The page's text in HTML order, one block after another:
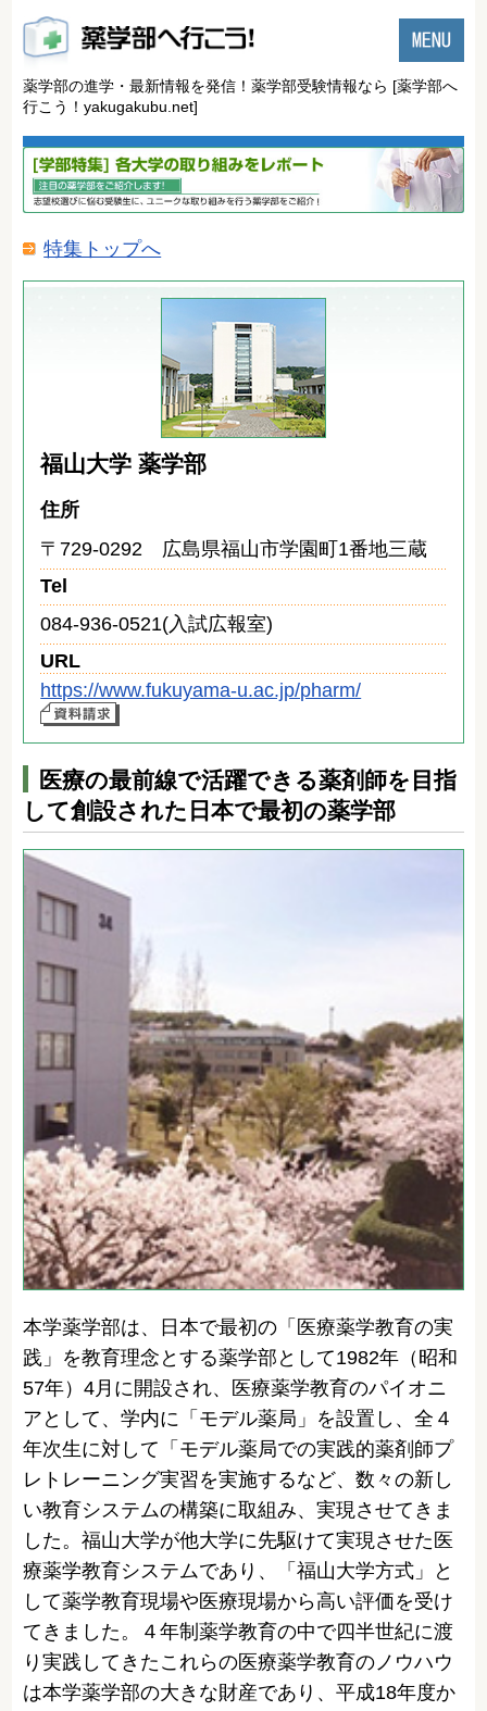
薬学部の進学・最新情報を発信！薬学部受験情報なら [薬学部へ
行こう！yakugakubu.net]
特集トップへ
福山大学 薬学部
住所
〒729-0292 広島県福山市学園町1番地三蔵
Tel
084-936-0521(入試広報室)
URL
https://www.fukuyama-u.ac.jp/pharm/
医療の最前線で活躍できる薬剤師を目指
して創設された日本で最初の薬学部
本学薬学部は、日本で最初の「医療薬学教育の実
践」を教育理念とする薬学部として1982年（昭和
57年）4月に開設され、医療薬学教育のパイオニ
アとして、学内に「モデル薬局」を設置し、全４
年次生に対して「モデル薬局での実践的薬剤師プ
レトレーニング実習を実施するなど、数々の新し
い教育システムの構築に取組み、実現させてきま
した。福山大学が他大学に先駆けて実現させた医
療薬学教育システムであり、「福山大学方式」と
して薬学教育現場や医療現場から高い評価を受け
てきました。４年制薬学教育の中で四半世紀に渡
り実践してきたこれらの医療薬学教育のノウハウ
は本学薬学部の大きな財産であり、平成18年度か